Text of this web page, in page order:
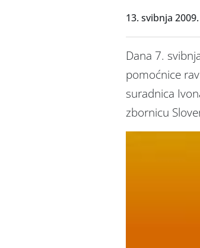
13. svibnja 2009.
Dana 7.
pomoćnice
suradnica
zbornicu